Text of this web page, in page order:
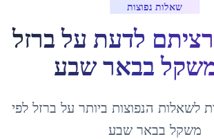
שאלות נפוצות
לדעת על ברזל
בבאר שבע
לשאלות הנפוצות ביותר על ברזל לפי
משקל בבאר שבע